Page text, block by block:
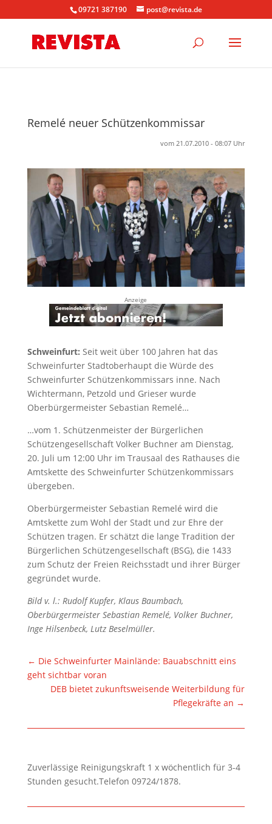
09721 387190 post@revista.de
Remelé neuer Schützenkommissar
vom 21.07.2010 - 08:07 Uhr
Anzeige
Schweinfurt: Seit weit über 100 Jahren hat das
Schweinfurter Stadtoberhaupt die Würde des
Schweinfurter Schützenkommissars inne. Nach
Wichtermann, Petzold und Grieser wurde
Oberbürgermeister Sebastian Remelé…
…vom 1. Schützenmeister der Bürgerlichen
Schützengesellschaft Volker Buchner am Dienstag,
20. Juli um 12:00 Uhr im Trausaal des Rathauses die
Amtskette des Schweinfurter Schützenkommissars
übergeben.
Oberbürgermeister Sebastian Remelé wird die
Amtskette zum Wohl der Stadt und zur Ehre der
Schützen tragen. Er schätzt die lange Tradition der
Bürgerlichen Schützengesellschaft (BSG), die 1433
zum Schutz der Freien Reichsstadt und ihrer Bürger
gegründet wurde.
Bild v. l.: Rudolf Kupfer, Klaus Baumbach,
Oberbürgermeister Sebastian Remelé, Volker Buchner,
Inge Hilsenbeck, Lutz Beselmüller.
← Die Schweinfurter Mainlände: Bauabschnitt eins
geht sichtbar voran
DEB bietet zukunftsweisende Weiterbildung für
Pflegekräfte an →
Zuverlässige Reinigungskraft 1 x wöchentlich für 3-4
Stunden gesucht.Telefon 09724/1878.